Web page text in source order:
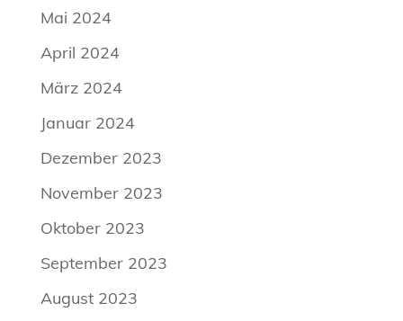
Mai 2024
April 2024
März 2024
Januar 2024
Dezember 2023
November 2023
Oktober 2023
September 2023
August 2023